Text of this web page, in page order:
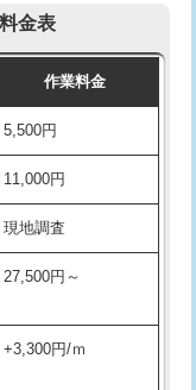
27,500円
38,500円
38,500円
現場見積
16,500円
11,000円+材料費
13,200円
16,500円
16,500円
16,500円
5,500円
金表
作業料金
5,500円
11,000円
現地調査
27,500円～
+3,300円/ｍ